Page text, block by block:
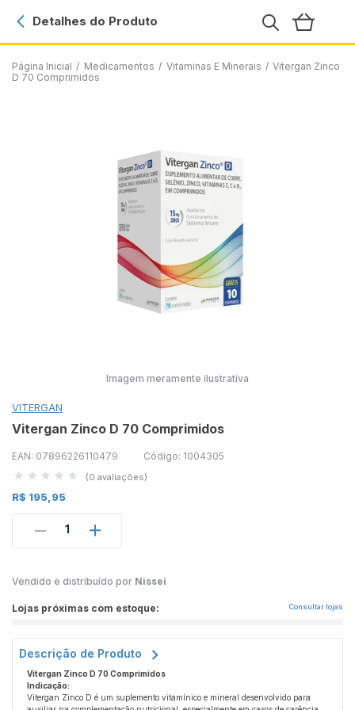
Página Inicial / Medicamentos / Vitaminas E Minerais / Vitergan Zinco
D 70 Comprimidos
Detalhes do Produto
Imagem meramente ilustrativa
VITERGAN
Vitergan Zinco D 70 Comprimidos
EAN: 07896226110479 Código: 1004305
(0 avaliações)
R$ 195,95
1
Vendido e distribuído por Nissei
Lojas próximas com estoque: Consultar lojas
Descrição de Produto
Vitergan Zinco D 70 Comprimidos
Indicação:
Vitergan Zinco D é um suplemento vitamínico e mineral desenvolvido para